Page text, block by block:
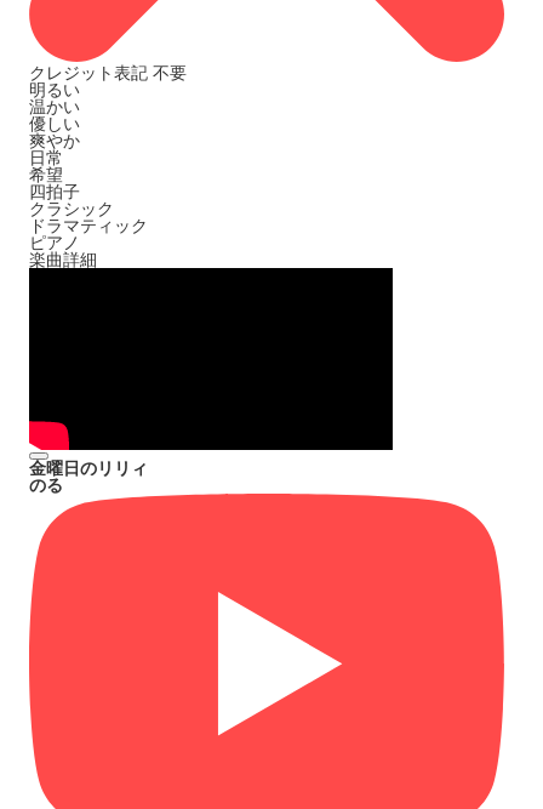
クレジット表記 不要
明るい
温かい
優しい
爽やか
日常
希望
四拍子
クラシック
ドラマティック
ピアノ
楽曲詳細
金曜日のリリィ
のる